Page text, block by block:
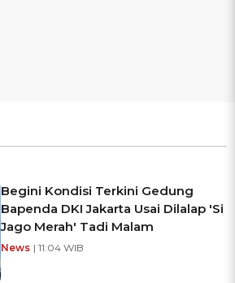
Begini Kondisi Terkini Gedung
Bapenda DKI Jakarta Usai Dilalap 'Si
Jago Merah' Tadi Malam
News | 11:04 WIB